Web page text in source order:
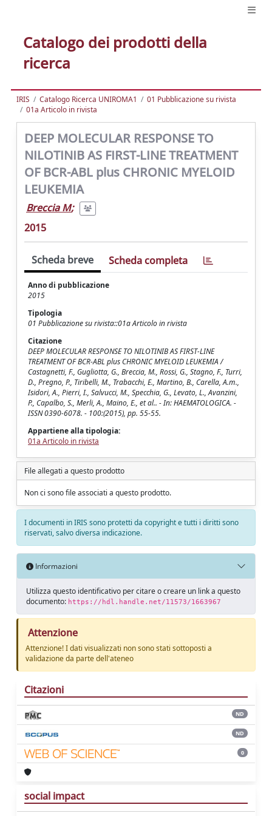
Catalogo dei prodotti della
ricerca
IRIS Catalogo Ricerca UNIROMA1
01 Pubblicazione su rivista
01a Articolo in rivista
DEEP MOLECULAR RESPONSE TO
NILOTINIB AS FIRST-LINE TREATMENT
OF BCR-ABL plus CHRONIC MYELOID
LEUKEMIA
Breccia M;
2015
Scheda breve Scheda completa
Anno di pubblicazione
2015
Tipologia
01 Pubblicazione su rivista::01a Articolo in rivista
Citazione
DEEP MOLECULAR RESPONSE TO NILOTINIB AS FIRST-LINE
TREATMENT OF BCR-ABL plus CHRONIC MYELOID LEUKEMIA /
Castagnetti, F., Gugliotta, G., Breccia, M., Rossi, G., Stagno, F., Turri,
D., Pregno, P., Tiribelli, M., Trabacchi, E., Martino, B., Carella, A.m.,
Isidori, A., Pierri, I., Salvucci, M., Specchia, G., Levato, L., Avanzini,
P., Capalbo, S., Merli, A., Maino, E., et al.. - In: HAEMATOLOGICA. -
ISSN 0390-6078. - 100:(2015), pp. 55-55.
Appartiene alla tipologia:
01a Articolo in rivista
File allegati a questo prodotto
Non ci sono file associati a questo prodotto.
I documenti in IRIS sono protetti da copyright e tutti i diritti sono
riservati, salvo diversa indicazione.
Informazioni
Utilizza questo identificativo per citare o creare un link a questo
documento: https://hdl.handle.net/11573/1663967
Attenzione
Attenzione! I dati visualizzati non sono stati sottoposti a
validazione da parte dell'ateneo
Citazioni
ND
ND
0
social impact